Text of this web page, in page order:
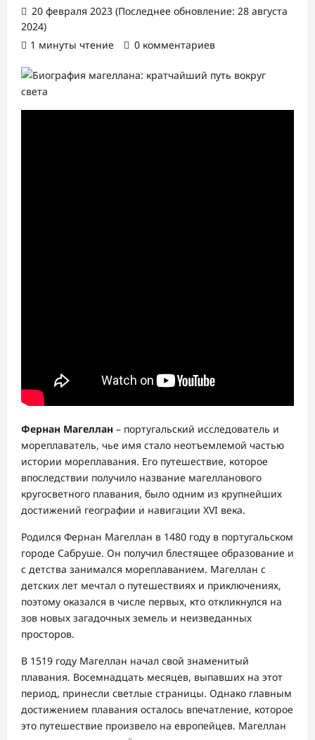
20 февраля 2023 (Последнее обновление: 28 августа
2024)
1 минуты чтение
0 комментариев
Фернан Магеллан – португальский исследователь и
мореплаватель, чье имя стало неотъемлемой частью
истории мореплавания. Его путешествие, которое
впоследствии получило название магелланового
кругосветного плавания, было одним из крупнейших
достижений географии и навигации XVI века.
Родился Фернан Магеллан в 1480 году в португальском
городе Сабруше. Он получил блестящее образование и
с детства занимался мореплаванием. Магеллан с
детских лет мечтал о путешествиях и приключениях,
поэтому оказался в числе первых, кто откликнулся на
зов новых загадочных земель и неизведанных
просторов.
В 1519 году Магеллан начал свой знаменитый
плавания. Восемнадцать месяцев, выпавших на этот
период, принесли светлые страницы. Однако главным
достижением плавания осталось впечатление, которое
это путешествие произвело на европейцев. Магеллан